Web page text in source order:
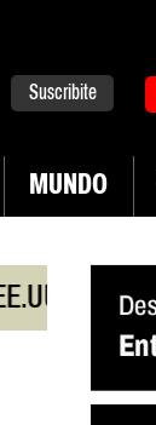
Suscribite
MUNDO
en Neuquén